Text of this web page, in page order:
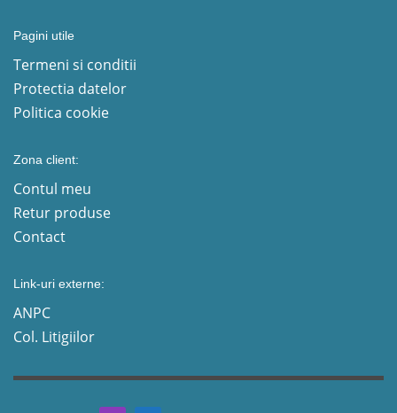
Pagini utile
Termeni si conditii
Protectia datelor
Politica cookie
Zona client:
Contul meu
Retur produse
Contact
Link-uri externe:
ANPC
Col. Litigiilor